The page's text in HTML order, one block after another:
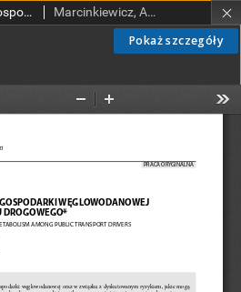
Pokaż szczegóły
Występowanie zaburzeń gospodarki węglowodanowej u kierowców transportu drogowego Marcinkiewicz, Andrzej; Szosland, Dorota; Hanke, Wojciech